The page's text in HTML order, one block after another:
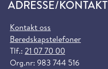
ADRESSE/KONTAKT
Kontakt oss
Beredskapstelefoner
Tlf.: 21 07 70 00
Org.nr: 983 744 516